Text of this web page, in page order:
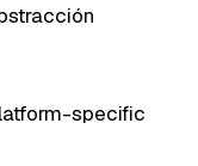
specific